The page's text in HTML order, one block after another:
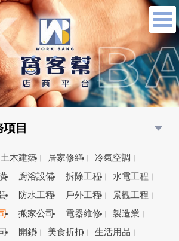
目
土木建築 居家修繕
冷氣空調
廚浴設備 拆除工程
水電工程
防水工程 戶外工程
景觀工程
搬家公司 電器維修
製造業
開鎖 美食折扣
生活用品